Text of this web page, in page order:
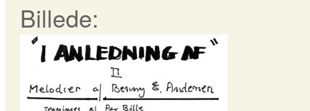
Billede: